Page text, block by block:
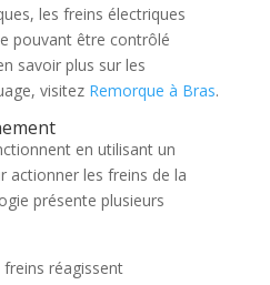
les freins électriques
pouvant être contrôlé
savoir plus sur les
visitez Remorque à Bras.
en utilisant un
actionner les freins de la
présente plusieurs
freins réagissent